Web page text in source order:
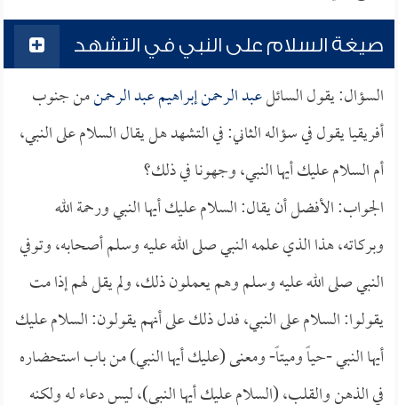
صيغة السلام على النبي في التشهد
السؤال: يقول السائلعبد الرحمن إبراهيم عبد الرحمنمن جنوب
أفريقيا يقول في سؤاله الثاني: في التشهد هل يقال السلام على النبي،
أم السلام عليك أيها النبي، وجهونا في ذلك؟
الجواب: الأفضل أن يقال: السلام عليك أيها النبي ورحمة الله
وبركاته، هذا الذي علمه النبي صلى الله عليه وسلم أصحابه، وتوفي
النبي صلى الله عليه وسلم وهم يعملون ذلك، ولم يقل لهم إذا مت
يقولوا: السلام على النبي، فدل ذلك على أنهم يقولون: السلام عليك
أيها النبي -حياً وميتاً- ومعنى (عليك أيها النبي) من باب استحضاره
في الذهن والقلب، (السلام عليك أيها النبي)، ليس دعاء له ولكنه